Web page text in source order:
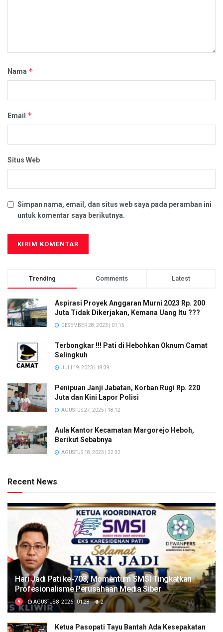
Nama *
Email *
Situs Web
Simpan nama, email, dan situs web saya pada peramban ini
untuk komentar saya berikutnya.
Trending Comments Latest
Aspirasi Proyek Anggaran Murni 2023 Rp. 200
Juta Tidak Dikerjakan, Kemana Uang Itu ???
DESEMBER 28, 2023 | 01:15
Terbongkar !!! Pati di Hebohkan Oknum Camat
Selingkuh
JULI 19, 2023 | 18:39
Penipuan Janji Jabatan, Korban Rugi Rp. 220
Juta dan Kini Lapor Polisi
AGUSTUS 27, 2025 | 18:12
Aula Kantor Kecamatan Margorejo Heboh,
Berikut Sebabnya
AGUSTUS 18, 2023 | 22:32
Recent News
Hari Jadi Pati ke-703, Momentum SMSI Tingkatkan
Profesionalisme Perusahaan Media Siber
AGUSTUS 8, 2026 | 01:28 2
Ketua Pasopati Tayu Bantah Ada Kesepakatan